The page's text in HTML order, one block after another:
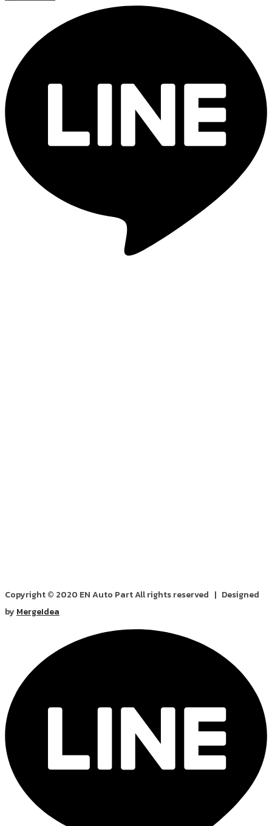
Copyright © 2020 EN Auto Part All rights reserved | Designed
by MergeIdea